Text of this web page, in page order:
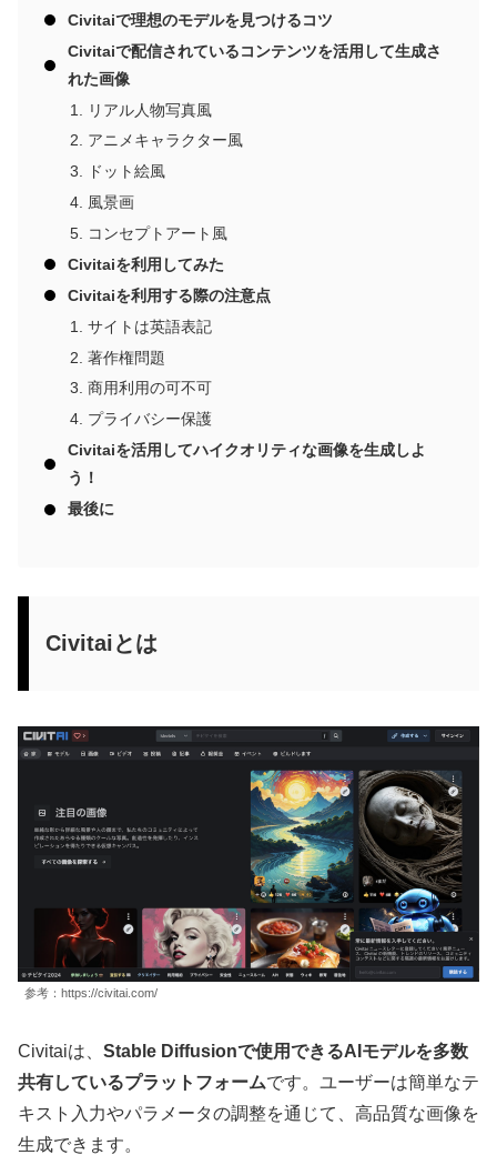
Civitaiで理想のモデルを見つけるコツ
Civitaiで配信されているコンテンツを活用して生成さ
れた画像
リアル人物写真風
アニメキャラクター風
ドット絵風
風景画
コンセプトアート風
Civitaiを利用してみた
Civitaiを利用する際の注意点
サイトは英語表記
著作権問題
商用利用の可不可
プライバシー保護
Civitaiを活用してハイクオリティな画像を生成しよ
う！
最後に
Civitaiとは
参考：https://civitai.com/
Civitaiは、 Stable Diffusionで使用できるAIモデルを多数
共有しているプラットフォームです。ユーザーは簡単なテ
キスト入力やパラメータの調整を通じて、高品質な画像を
生成できます。